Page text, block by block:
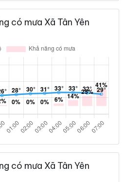
có mưa Xã Tân Yên
có mưa Xã Tân Yên